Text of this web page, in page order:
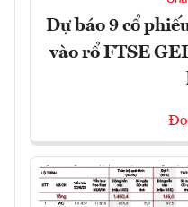
Dự báo 9 cổ
vào rổ FTSE